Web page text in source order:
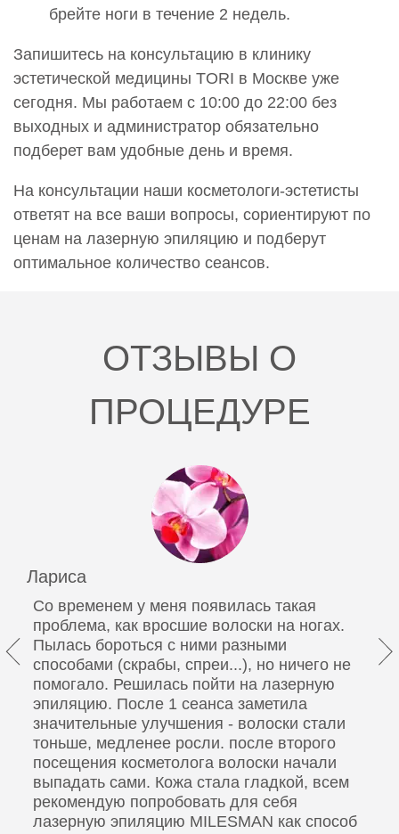
0000799
9 000 руб.
0000800
Проведение эпиляции.Эпиляция рук полностью
10 300 руб.
0000801
Проведение эпиляции.Эпиляция скул
4 800 руб.
Проведение эпиляции.Эпиляция ушных раковин
Проведение эпиляции.Эпиляция по линии роста
Лазерная (аппаратная) эпиляция. Эпиляция для
мужчин
0000806
Проведение эпиляции.Эпиляция бедер
10 500 руб.
Проведение эпиляции.Эпиляция белой линии
3 000 руб.
брейте ноги в течение 2 недель.
Запишитесь на консультацию в клинику
эстетической медицины TORI в Москве уже
сегодня. Мы работаем с 10:00 до 22:00 без
выходных и администратор обязательно
подберет вам удобные день и время.
На консультации наши косметологи-эстетисты
ответят на все ваши вопросы, сориентируют по
ценам на лазерную эпиляцию и подберут
оптимальное количество сеансов.
ОТЗЫВЫ О
ПРОЦЕДУРЕ
Лариса
Со временем у меня появилась такая
проблема, как вросшие волоски на ногах.
Пылась бороться с ними разными
способами (скрабы, спреи...), но ничего не
помогало. Решилась пойти на лазерную
эпиляцию. После 1 сеанса заметила
значительные улучшения - волоски стали
тоньше, медленее росли. после второго
посещения косметолога волоски начали
выпадать сами. Кожа стала гладкой, всем
рекомендую попробовать для себя
лазерную эпиляцию MILESMAN как способ